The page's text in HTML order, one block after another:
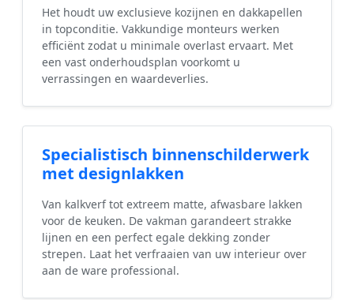
Het houdt uw exclusieve kozijnen en dakkapellen
in topconditie. Vakkundige monteurs werken
efficiënt zodat u minimale overlast ervaart. Met
een vast onderhoudsplan voorkomt u
verrassingen en waardeverlies.
Specialistisch binnenschilderwerk
met designlakken
Van kalkverf tot extreem matte, afwasbare lakken
voor de keuken. De vakman garandeert strakke
lijnen en een perfect egale dekking zonder
strepen. Laat het verfraaien van uw interieur over
aan de ware professional.